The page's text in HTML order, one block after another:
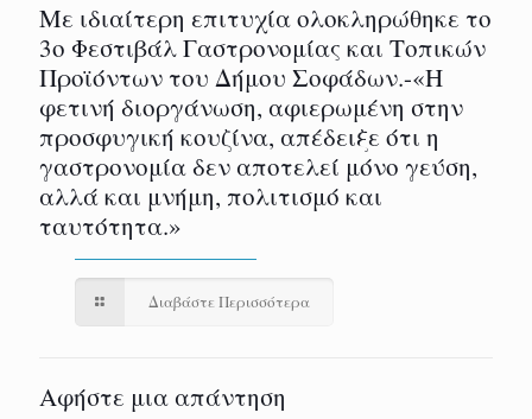
Με ιδιαίτερη επιτυχία ολοκληρώθηκε το
3ο Φεστιβάλ Γαστρονομίας και Τοπικών
Προϊόντων του Δήμου Σοφάδων.-«Η
φετινή διοργάνωση, αφιερωμένη στην
προσφυγική κουζίνα, απέδειξε ότι η
γαστρονομία δεν αποτελεί μόνο γεύση,
αλλά και μνήμη, πολιτισμό και
ταυτότητα.»
Διαβάστε Περισσότερα
Αφήστε μια απάντηση